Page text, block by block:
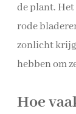
de plant. Het
rode
zonlicht
hebben om
Hoe